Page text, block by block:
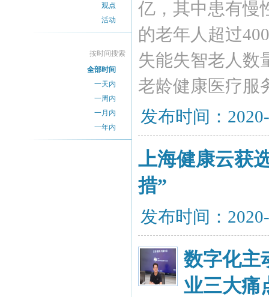
观点
活动
按时间搜索
全部时间
一天内
一周内
一月内
一年内
亿，其中患有慢
的老年人超过
失能失智老人数
老龄健康医疗服
发布时间：
上海健康云获
措”
发布时间：
数字化主
业三大痛